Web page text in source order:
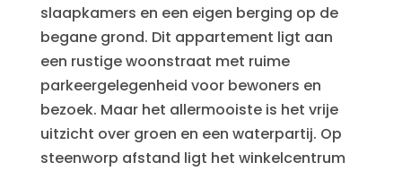
slaapkamers en een eigen berging op de
begane grond. Dit appartement ligt aan
een rustige woonstraat met ruime
parkeergelegenheid voor bewoners en
bezoek. Maar het allermooiste is het vrije
uitzicht over groen en een waterpartij. Op
steenworp afstand ligt het winkelcentrum